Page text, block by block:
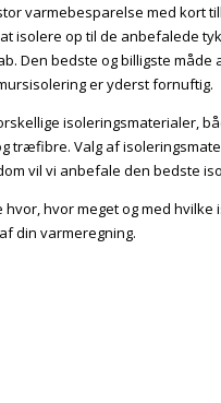
varmebesparelse med kort
isolere op til de anbefalede
Den bedste og billigste
er yderst fornuftig.
isoleringsmaterialer,
træfibre. Valg af
vil vi anbefale den bedste
hvor, hvor meget og med
din varmeregning.